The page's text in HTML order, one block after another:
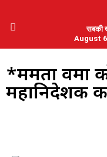
सबकी
August
*ममता वर्मा
महानिदेशक